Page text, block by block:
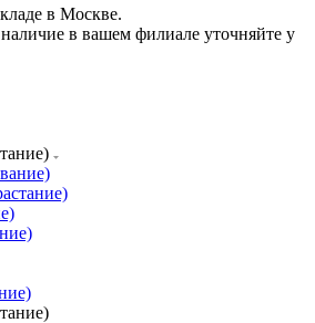
в Москве.
в вашем филиале уточняйте у